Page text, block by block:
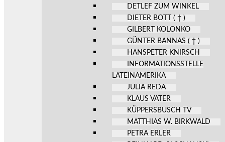
DETLEF ZUM WINKEL
DIETER BOTT ( † )
GILBERT KOLONKO
GÜNTER BANNAS ( † )
HANSPETER KNIRSCH
INFORMATIONSSTELLE
LATEINAMERIKA
JULIA REDA
KLAUS VATER
KÜPPERSBUSCH TV
MATTHIAS W. BIRKWALD
PETRA ERLER